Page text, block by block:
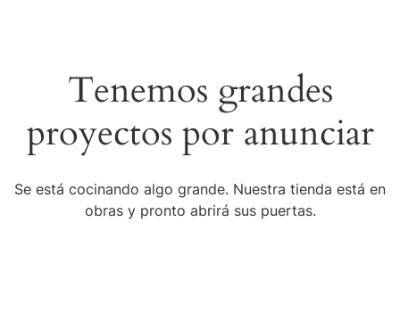
Tenemos grandes
proyectos por anunciar
Se está cocinando algo grande. Nuestra tienda está en
obras y pronto abrirá sus puertas.